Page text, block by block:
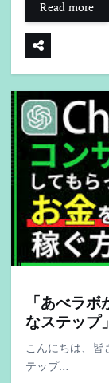
Read more
「あべラ
なステップ」
こんにちは、皆
テップ…